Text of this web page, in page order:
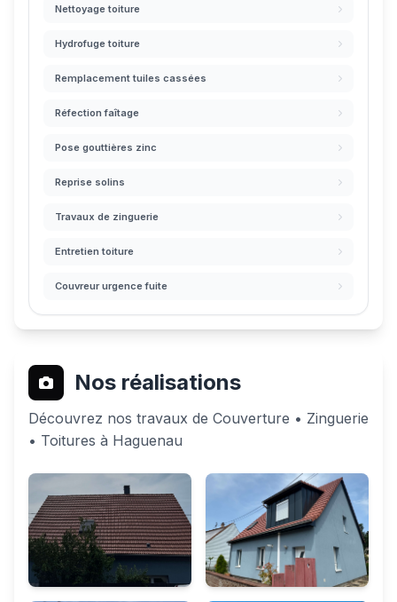
Nettoyage toiture
Hydrofuge toiture
Remplacement tuiles cassées
Réfection faîtage
Pose gouttières zinc
Reprise solins
Travaux de zinguerie
Entretien toiture
Couvreur urgence fuite
Nos réalisations
Découvrez nos travaux de Couverture • Zinguerie
• Toitures à Haguenau